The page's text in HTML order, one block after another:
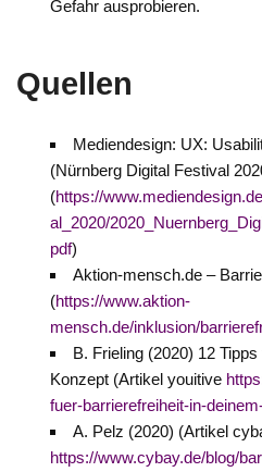
Gefahr ausprobieren.
Quellen
Mediendesign: UX:
(Nürnberg Digital Festival
(https://
al_2020/
pdf)
Aktion-mensch.de –
(https://www.aktion-
mensch.de/inklusion/
B. Frieling (2020) 12
Konzept (Artikel youitive
fuer-barrierefreiheit-in-
A. Pelz (2020) (Artikel
https://www.cybay.de/blog/